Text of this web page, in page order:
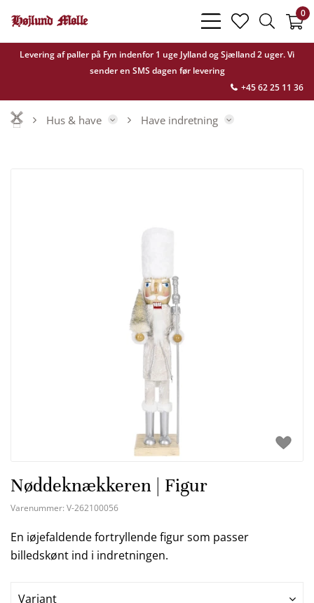
Levering af paller på Fyn indenfor 1 uge Jylland og Sjælland 2 uger. Vi
sender en SMS dagen før levering
+45 62 25 11 36
bars
light
heart
light
search
light
0
Hus & have Have indretning
Nøddeknækkeren | Figur
Varenummer: V-262100056
En iøjefaldende fortryllende figur som passer
billedskønt ind i indretningen.
Variant